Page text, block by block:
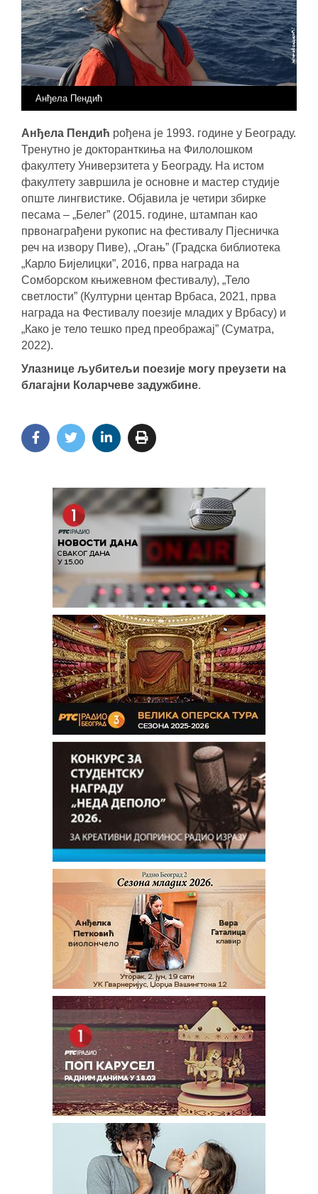
Анђела Пендић
Анђела Пендић рођена је 1993. године у Београду.
Тренутно је докторанткиња на Филолошком
факултету Универзитета у Београду. На истом
факултету завршила је основне и мастер студије
опште лингвистике. Објавила је четири збирке
песама – „Белег” (2015. године, штампан као
првонаграђени рукопис на фестивалу Пјесничка
реч на извору Пиве), „Огањ” (Градска библиотека
„Карло Бијелицки”, 2016, прва награда на
Сомборском књижевном фестивалу), „Тело
светлости” (Културни центар Врбаса, 2021, прва
награда на Фестивалу поезије младих у Врбасу) и
„Како је тело тешко пред преображај” (Суматра,
2022).
Улазнице љубитељи поезије могу преузети на
благајни Коларчеве задужбине.